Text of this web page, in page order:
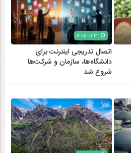
اتصال تدریجی اینترنت برای
دانشگاه‌ها، سازمان و شرکت‌ها
شروع شد